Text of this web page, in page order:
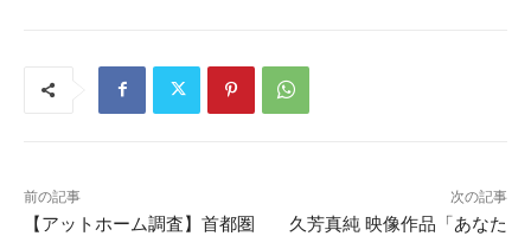
前の記事
【アットホーム調査】首都圏
次の記事
久芳真純 映像作品「あなた